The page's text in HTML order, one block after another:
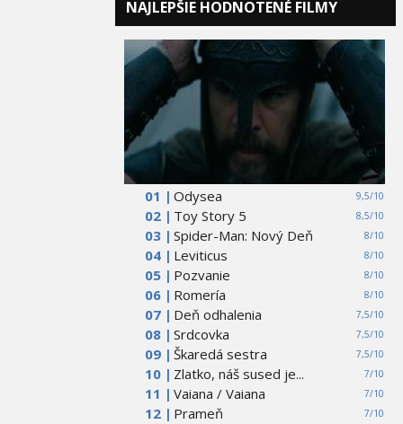
NAJLEPŠIE HODNOTENÉ FILMY
01 | 9,5/10
Odysea
02 |
8,5/10
Toy Story 5
03 |
8/10
Spider-Man: Nový Deň
04 |
8/10
Leviticus
05 |
8/10
Pozvanie
06 |
8/10
Romería
07 |
7,5/10
Deň odhalenia
08 |
7,5/10
Srdcovka
09 |
7,5/10
Škaredá sestra
10 |
7/10
Zlatko, náš sused je...
11 |
7/10
Vaiana / Vaiana
12 |
7/10
Prameň